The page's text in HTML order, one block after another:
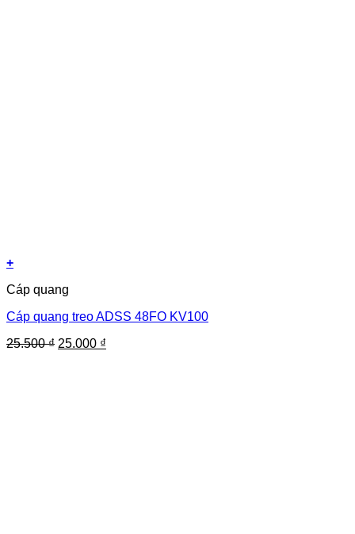
+
Cáp quang
Cáp quang treo ADSS 48FO KV100
25.500₫ Giá
25.000 ₫